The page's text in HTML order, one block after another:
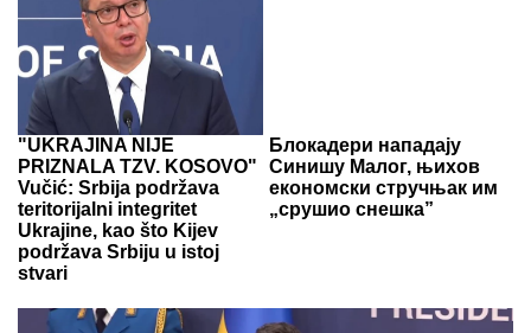
"UKRAJINA NIJE
PRIZNALA TZV. KOSOVO"
Vučić: Srbija podržava
teritorijalni integritet
Ukrajine, kao što Kijev
podržava Srbiju u istoj
stvari
Блокадери нападају
Синишу Малог, њихов
економски стручњак им
„срушио снешка”